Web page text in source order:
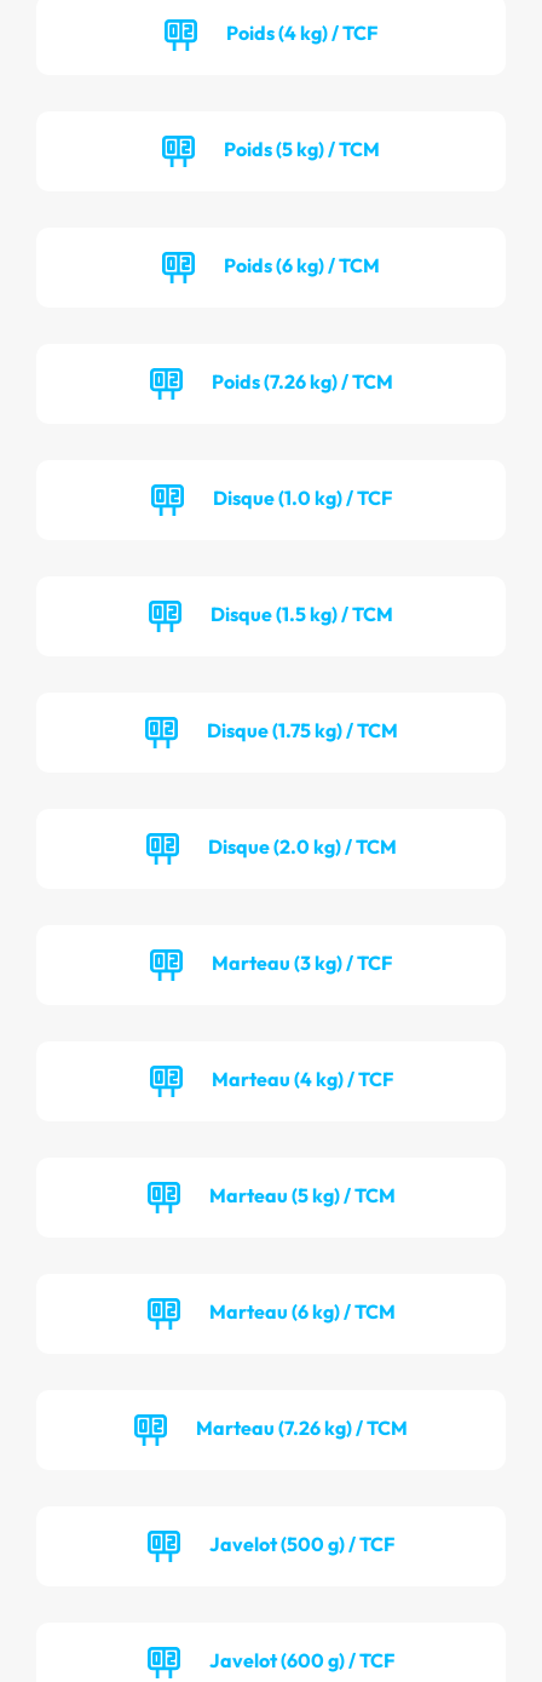
Poids (4 kg) / TCF
Poids (5 kg) / TCM
Poids (6 kg) / TCM
Poids (7.26 kg) / TCM
Disque (1.0 kg) / TCF
Disque (1.5 kg) / TCM
Disque (1.75 kg) / TCM
Disque (2.0 kg) / TCM
Marteau (3 kg) / TCF
Marteau (4 kg) / TCF
Marteau (5 kg) / TCM
Marteau (6 kg) / TCM
Marteau (7.26 kg) / TCM
Javelot (500 g) / TCF
Javelot (600 g) / TCF